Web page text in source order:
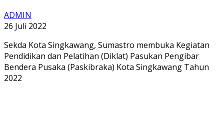
ADMIN
26 Juli 2022
Sekda Kota Singkawang, Sumastro membuka Kegiatan
Pendidikan dan Pelatihan (Diklat) Pasukan Pengibar
Bendera Pusaka (Paskibraka) Kota Singkawang Tahun
2022